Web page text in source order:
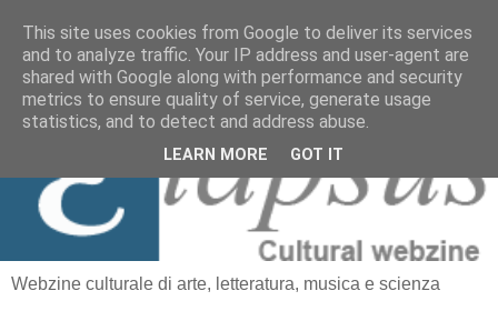
≡ Elapsus
Webzine culturale di arte, letteratura, musica e scienza
This site uses cookies from Google to deliver its services
and to analyze traffic. Your IP address and user-agent are
shared with Google along with performance and security
metrics to ensure quality of service, generate usage
statistics, and to detect and address abuse.
LEARN MORE GOT IT